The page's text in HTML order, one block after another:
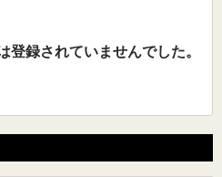
登録されていませんでした。